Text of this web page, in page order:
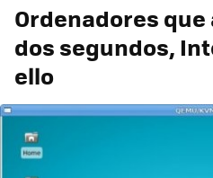
Ordenadores
dos segundos,
ello